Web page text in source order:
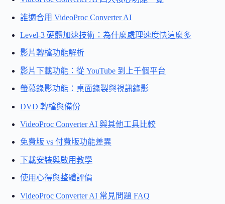
誰適合用 VideoProc Converter AI
Level-3 硬體加速技術：為什麼處理速度快這麼多
影片轉檔功能解析
影片下載功能：從 YouTube 到上千個平台
螢幕錄影功能：桌面錄製與視訊錄影
DVD 轉檔與備份
VideoProc Converter AI 與其他工具比較
免費版 vs 付費版功能差異
下載安裝與啟用教學
使用心得與整體評價
VideoProc Converter AI 常見問題 FAQ